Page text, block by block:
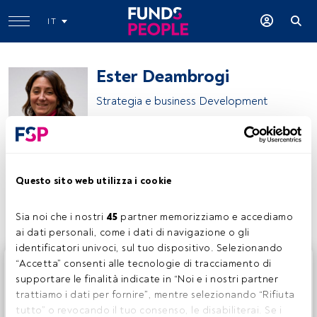
Questo sito web utilizza i cookie
Sia noi che i nostri 45 partner memorizziamo e accediamo
ai dati personali, come i dati di navigazione o gli
identificatori univoci, sul tuo dispositivo. Selezionando
“Accetta” consenti alle tecnologie di tracciamento di
supportare le finalità indicate in “Noi e i nostri partner
trattiamo i dati per fornire”, mentre selezionando “Rifiuta
tutto” o revocando il tuo consenso, le disabiliterai. Se i
IT
Ester Deambrogi
Strategia e business Development
Condividi:
Questo è un articolo riservato agli utenti FundsPeople. Se
sei già registrato, accedi tramite il pulsante Login. Se non
hai ancora un account, ti invitiamo a registrarti per scoprire
tutti i contenuti che FundsPeople ha da offrire.